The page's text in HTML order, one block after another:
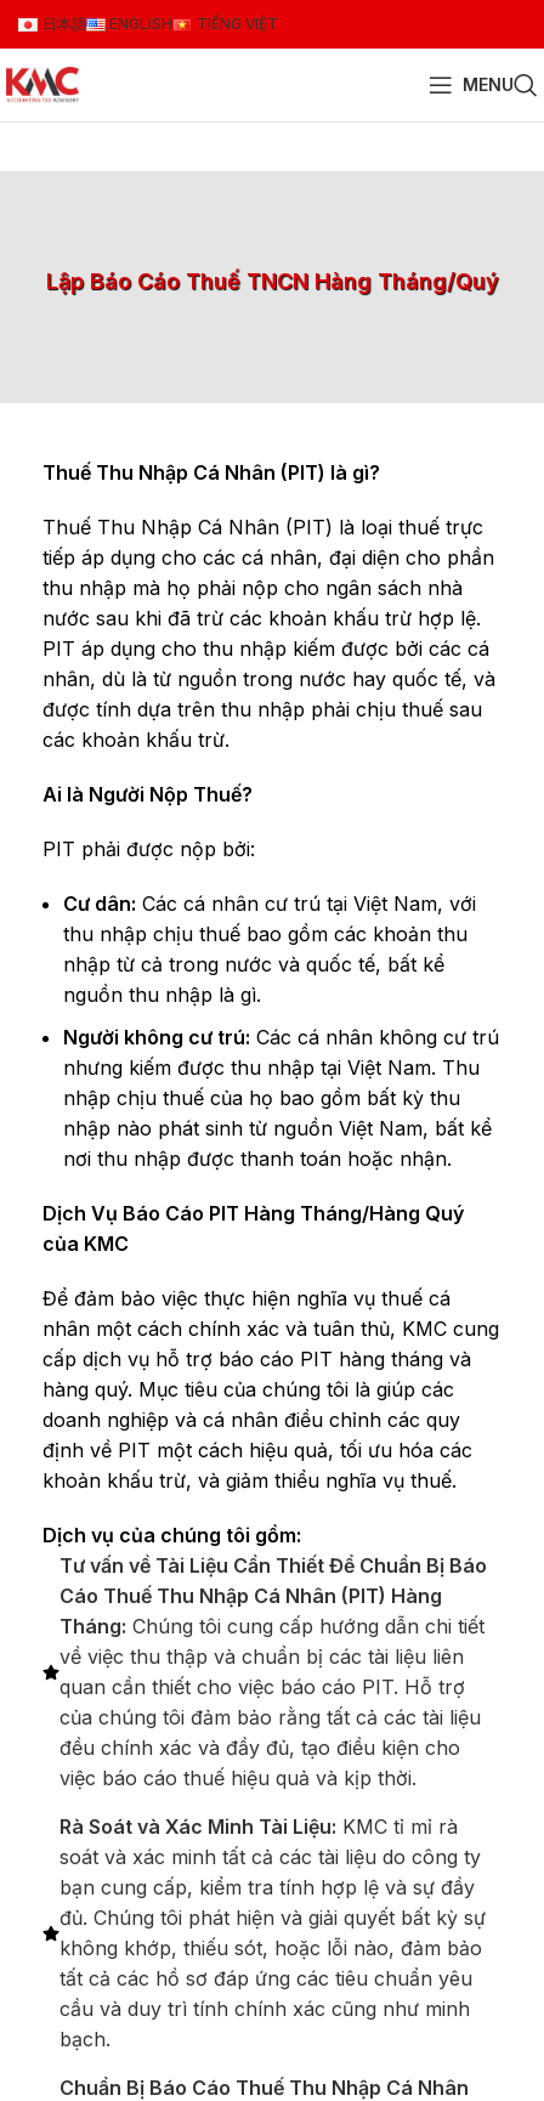
日本語 ENGLISH TIẾNG VIỆT
MENU
Lập Báo Cáo Thuế TNCN Hàng Tháng/Quý
Thuế Thu Nhập Cá Nhân (PIT) là gì?
Thuế Thu Nhập Cá Nhân (PIT) là loại thuế trực
tiếp áp dụng cho các cá nhân, đại diện cho phần
thu nhập mà họ phải nộp cho ngân sách nhà
nước sau khi đã trừ các khoản khấu trừ hợp lệ.
PIT áp dụng cho thu nhập kiếm được bởi các cá
nhân, dù là từ nguồn trong nước hay quốc tế, và
được tính dựa trên thu nhập phải chịu thuế sau
các khoản khấu trừ.
Ai là Người Nộp Thuế?
PIT phải được nộp bởi:
Cư dân: Các cá nhân cư trú tại Việt Nam, với
thu nhập chịu thuế bao gồm các khoản thu
nhập từ cả trong nước và quốc tế, bất kể
nguồn thu nhập là gì.
Người không cư trú: Các cá nhân không cư trú
nhưng kiếm được thu nhập tại Việt Nam. Thu
nhập chịu thuế của họ bao gồm bất kỳ thu
nhập nào phát sinh từ nguồn Việt Nam, bất kể
nơi thu nhập được thanh toán hoặc nhận.
Dịch Vụ Báo Cáo PIT Hàng Tháng/Hàng Quý
của KMC
Để đảm bảo việc thực hiện nghĩa vụ thuế cá
nhân một cách chính xác và tuân thủ, KMC cung
cấp dịch vụ hỗ trợ báo cáo PIT hàng tháng và
hàng quý. Mục tiêu của chúng tôi là giúp các
doanh nghiệp và cá nhân điều chỉnh các quy
định về PIT một cách hiệu quả, tối ưu hóa các
khoản khấu trừ, và giảm thiểu nghĩa vụ thuế.
Dịch vụ của chúng tôi gồm:
Tư vấn về Tài Liệu Cần Thiết Để Chuẩn Bị Báo
Cáo Thuế Thu Nhập Cá Nhân (PIT) Hàng
Tháng: Chúng tôi cung cấp hướng dẫn chi tiết
về việc thu thập và chuẩn bị các tài liệu liên
quan cần thiết cho việc báo cáo PIT. Hỗ trợ
của chúng tôi đảm bảo rằng tất cả các tài liệu
đều chính xác và đầy đủ, tạo điều kiện cho
việc báo cáo thuế hiệu quả và kịp thời.
Rà Soát và Xác Minh Tài Liệu: KMC tỉ mỉ rà
soát và xác minh tất cả các tài liệu do công ty
bạn cung cấp, kiểm tra tính hợp lệ và sự đầy
đủ. Chúng tôi phát hiện và giải quyết bất kỳ sự
không khớp, thiếu sót, hoặc lỗi nào, đảm bảo
tất cả các hồ sơ đáp ứng các tiêu chuẩn yêu
cầu và duy trì tính chính xác cũng như minh
bạch.
Chuẩn Bị Báo Cáo Thuế Thu Nhập Cá Nhân